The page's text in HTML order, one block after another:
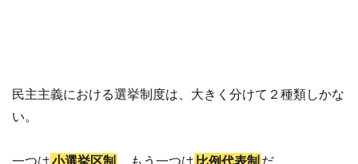
民主主義における選挙制度は、大きく分けて２種類しかな
い。